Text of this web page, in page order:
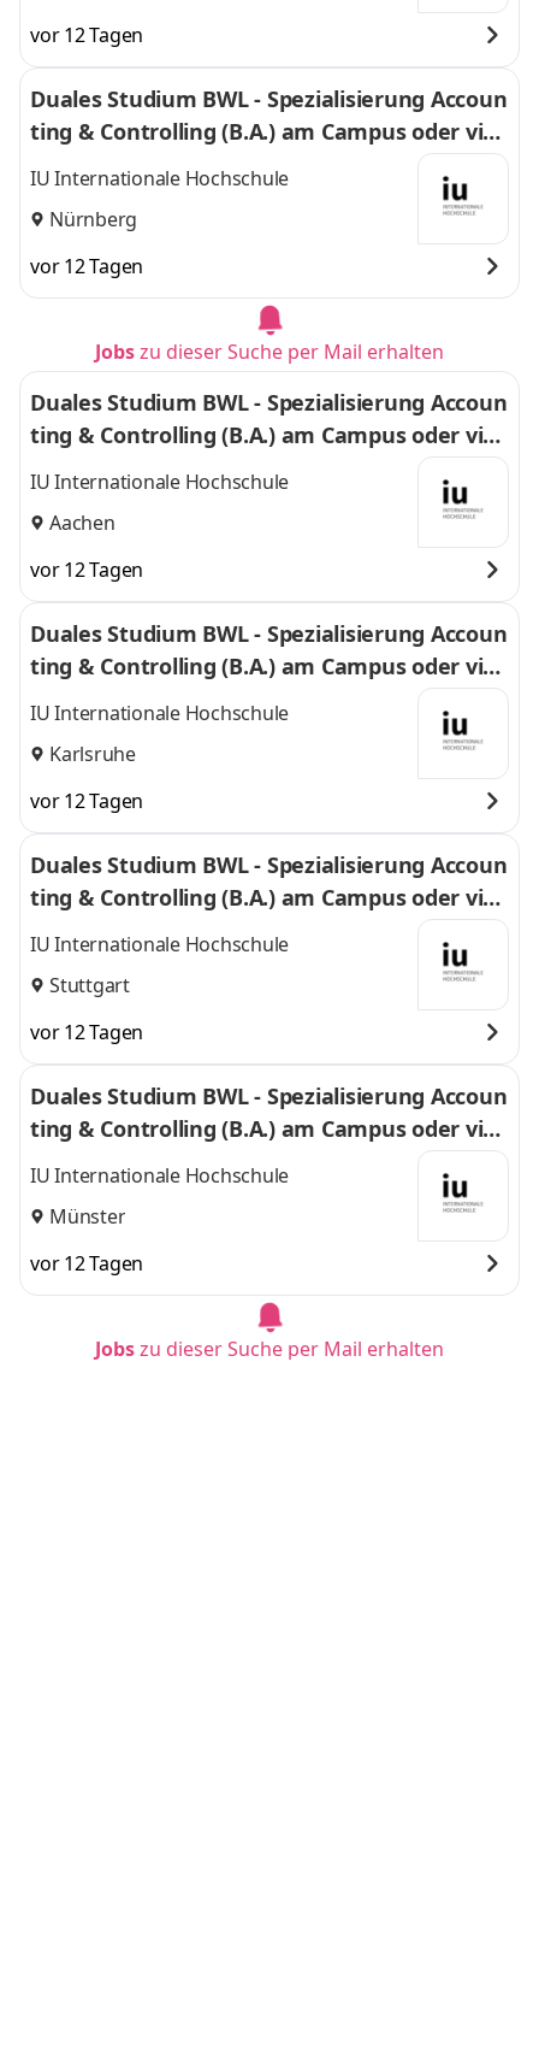
vor 12 Tagen
Duales Studium BWL - Spezialisierung Accoun
ting & Controlling (B.A.) am Campus oder virt
uell
IU Internationale Hochschule
Nürnberg
vor 12 Tagen
Jobszu dieser Suche per Mail erhalten
Duales Studium BWL - Spezialisierung Accoun
ting & Controlling (B.A.) am Campus oder virt
uell
IU Internationale Hochschule
Aachen
vor 12 Tagen
Duales Studium BWL - Spezialisierung Accoun
ting & Controlling (B.A.) am Campus oder virt
uell
IU Internationale Hochschule
Karlsruhe
vor 12 Tagen
Duales Studium BWL - Spezialisierung Accoun
ting & Controlling (B.A.) am Campus oder virt
uell
IU Internationale Hochschule
Stuttgart
vor 12 Tagen
Duales Studium BWL - Spezialisierung Accoun
ting & Controlling (B.A.) am Campus oder virt
uell
IU Internationale Hochschule
Münster
vor 12 Tagen
Jobszu dieser Suche per Mail erhalten